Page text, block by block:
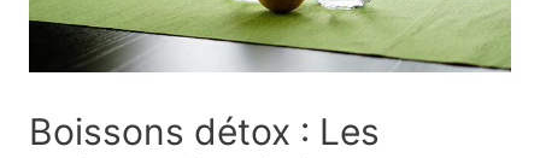
Boissons détox : Les